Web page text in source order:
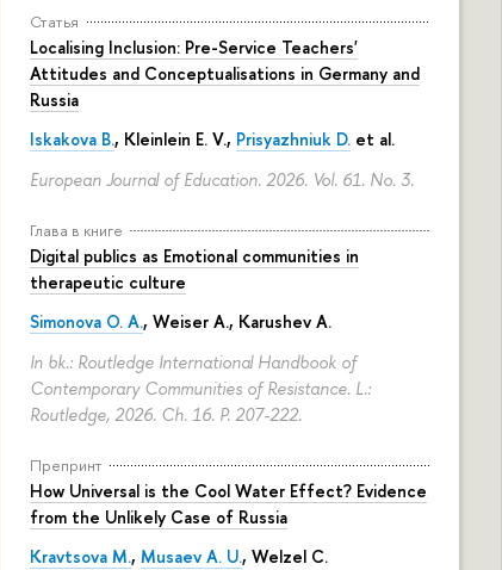
Статья
Localising Inclusion: Pre-Service Teachers'
Attitudes and Conceptualisations in Germany and
Russia
Iskakova B., Kleinlein E. V., Prisyazhniuk D. et al.
European Journal of Education. 2026. Vol. 61. No. 3.
Глава в книге
Digital publics as Emotional communities in
therapeutic culture
Simonova O. A., Weiser A., Karushev A.
In bk.: Routledge International Handbook of
Contemporary Communities of Resistance. L.:
Routledge, 2026. Ch. 16. P. 207-222.
Препринт
How Universal is the Cool Water Effect? Evidence
from the Unlikely Case of Russia
Kravtsova M., Musaev A. U., Welzel C.